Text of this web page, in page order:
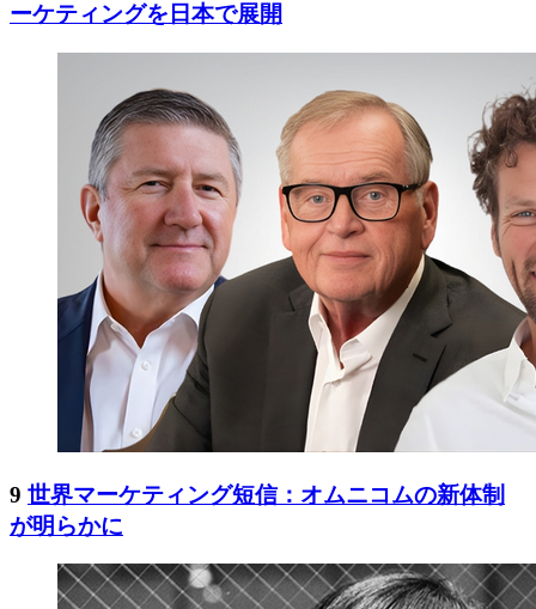
ーケティングを日本で展開
9 世界マーケティング短信：オムニコムの新体制
が明らかに